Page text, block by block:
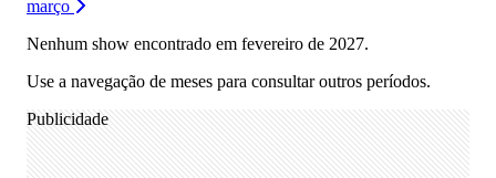
março
Nenhum show encontrado em fevereiro de 2027.
Use a navegação de meses para consultar outros períodos.
Publicidade